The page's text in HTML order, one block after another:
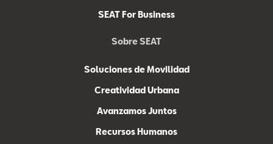
SEAT For Business
Sobre SEAT
Soluciones de Movilidad
Creatividad Urbana
Avanzamos Juntos
Recursos Humanos